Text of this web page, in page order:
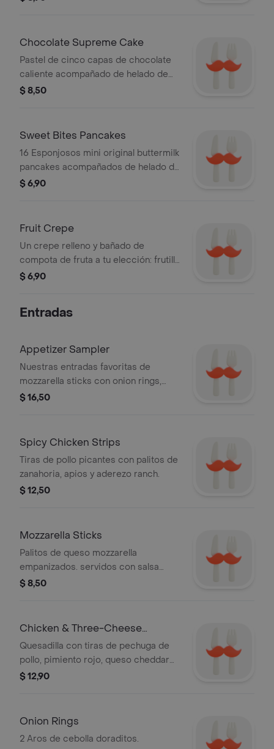
Chocolate Supreme Cake
Pastel de cinco capas de chocolate
caliente acompañado de helado de
vainilla, cubierto de nutella.
$ 8,50
Sweet Bites Pancakes
16 Esponjosos mini original buttermilk
pancakes acompañados de helado de
vainilla, frutilla, nutella y manjar.
$ 6,90
Fruit Crepe
Un crepe relleno y bañado de
compota de fruta a tu elección: frutilla
o blueberry. cubierto con helado de
$ 6,90
Entradas
Appetizer Sampler
Nuestras entradas favoritas de
mozzarella sticks con onion rings,
crispy chicken strips, aderezo honey
$ 16,50
Spicy Chicken Strips
Tiras de pollo picantes con palitos de
zanahoria, apios y aderezo ranch.
$ 12,50
Mozzarella Sticks
Palitos de queso mozzarella
empanizados. servidos con salsa
marinara.
$ 8,50
Chicken & Three-Cheese
Quesadilla
Quesadilla con tiras de pechuga de
pollo, pimiento rojo, queso cheddar
blanco, monterrey jack, cheddar
$ 12,90
Onion Rings
2 Aros de cebolla doraditos.